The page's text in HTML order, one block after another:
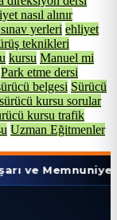
nasıl alınır
yerleri ehliyet
teknikleri
kursu Manuel mi
Park etme dersi
belgesi Sürücü
sürücü kursu sorular
kursu trafik
Uzman Eğitmenler
Oranı